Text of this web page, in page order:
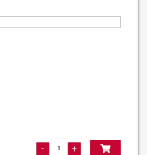
- +